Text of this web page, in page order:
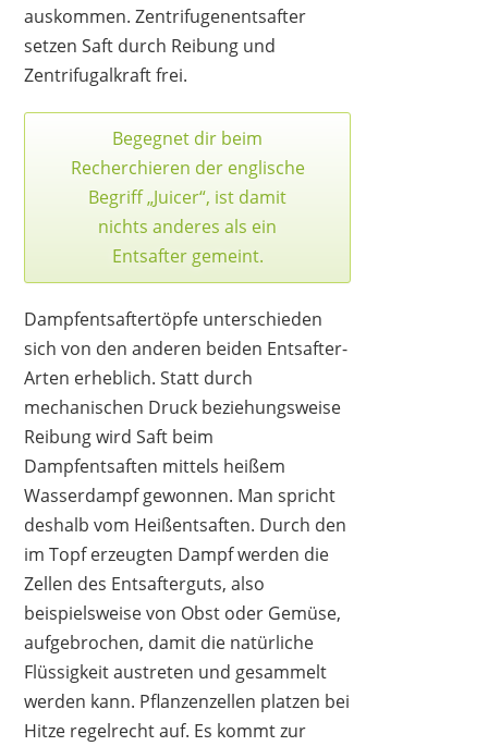
VIVOHOME
99,99 € 63,64 € *
AREBOS
auskommen. Zentrifugenentsafter
setzen Saft durch Reibung und
Zentrifugalkraft frei.
Begegnet dir beim
Recherchieren der englische
Begriff „Juicer“, ist damit
nichts anderes als ein
Entsafter gemeint.
Dampfentsaftertöpfe unterschieden
sich von den anderen beiden Entsafter-
Arten erheblich. Statt durch
mechanischen Druck beziehungsweise
Reibung wird Saft beim
Dampfentsaften mittels heißem
Wasserdampf gewonnen. Man spricht
deshalb vom Heißentsaften. Durch den
im Topf erzeugten Dampf werden die
Zellen des Entsafterguts, also
beispielsweise von Obst oder Gemüse,
aufgebrochen, damit die natürliche
Flüssigkeit austreten und gesammelt
werden kann. Pflanzenzellen platzen bei
Hitze regelrecht auf. Es kommt zur